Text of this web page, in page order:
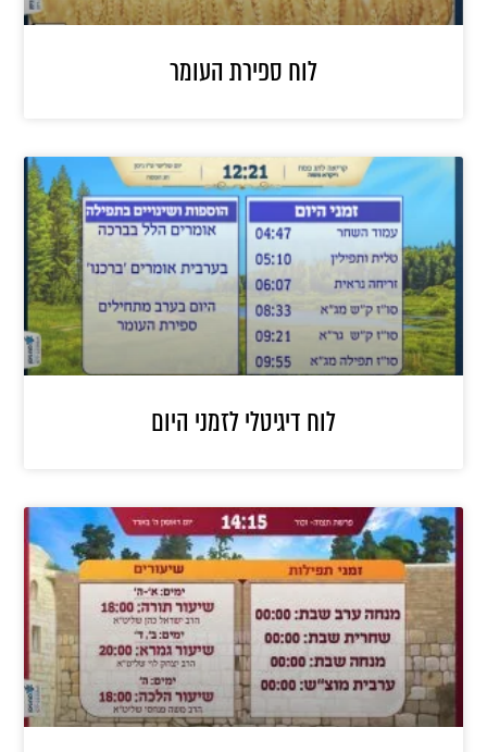
לוח ספירת העומר
לוח דיגיטלי לזמני היום